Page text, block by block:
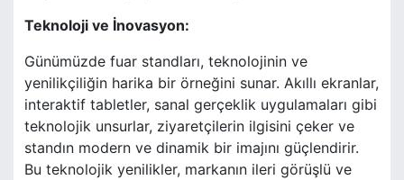
Teknoloji ve İnovasyon:
Günümüzde fuar standları, teknolojinin ve
yenilikçiliğin harika bir örneğini sunar. Akıllı ekranlar,
interaktif tabletler, sanal gerçeklik uygulamaları gibi
teknolojik unsurlar, ziyaretçilerin ilgisini çeker ve
standın modern ve dinamik bir imajını güçlendirir.
Bu teknolojik yenilikler, markanın ileri görüşlü ve